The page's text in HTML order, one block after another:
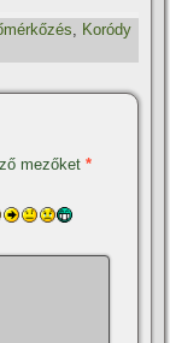
, Koródy
mezőket*